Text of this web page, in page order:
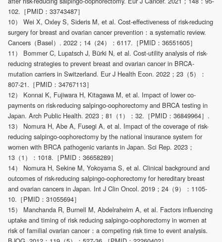
102.［PMID：33743487］
10） Wei X, Oxley S, Sideris M, et al. Cost-effectiveness of risk-reducing
surgery for breast and ovarian cancer prevention：a systematic review.
Cancers（Basel）. 2022；14（24）：6117.［PMID：36551605］
11） Bommer C, Lupatsch J, Bürki N, et al. Cost-utility analysis of risk-
reducing strategies to prevent breast and ovarian cancer in BRCA-
mutation carriers in Switzerland. Eur J Health Econ. 2022；23（5）：
807-21.［PMID：34767113］
12） Konnai K, Fujiwara H, Kitagawa M, et al. Impact of lower co-
payments on risk-reducing salpingo-oophorectomy and BRCA testing in
Japan. Arch Public Health. 2023；81（1）：32.［PMID：36849964］.
13） Nomura H, Abe A, Fusegi A, et al. Impact of the coverage of risk-
reducing salpingo-oophorectomy by the national insurance system for
women with BRCA pathogenic variants in Japan. Sci Rep. 2023；
13（1）：1018.［PMID：36658289］
14） Nomura H, Sekine M, Yokoyama S, et al. Clinical background and
outcomes of risk-reducing salpingo-oophorectomy for hereditary breast
and ovarian cancers in Japan. Int J Clin Oncol. 2019；24（9）：1105-
10.［PMID：31055694］
15） Manchanda R, Burnell M, Abdelraheim A, et al. Factors influencing
uptake and timing of risk reducing salpingo-oophorectomy in women at
risk of familial ovarian cancer：a competing risk time to event analysis.